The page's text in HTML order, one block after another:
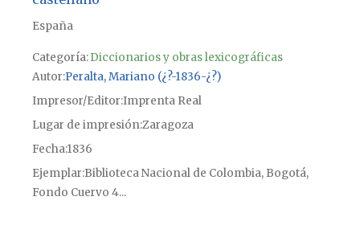
España
Categoría:Diccionarios y obras lexicográficas
Autor Peralta, Mariano (¿?-1836-¿?)
Impresor/Editor Imprenta Real
Lugar de impresiónZaragoza
Fecha1836
Ejemplar Biblioteca Nacional de Colombia, Bogotá,
Fondo Cuervo 4...